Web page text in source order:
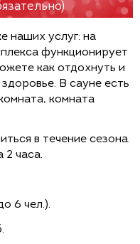
наших услуг: на
функционирует
как отдохнуть и
В сауне есть
комната
в течение сезона.
2 часа.
6 чел.).